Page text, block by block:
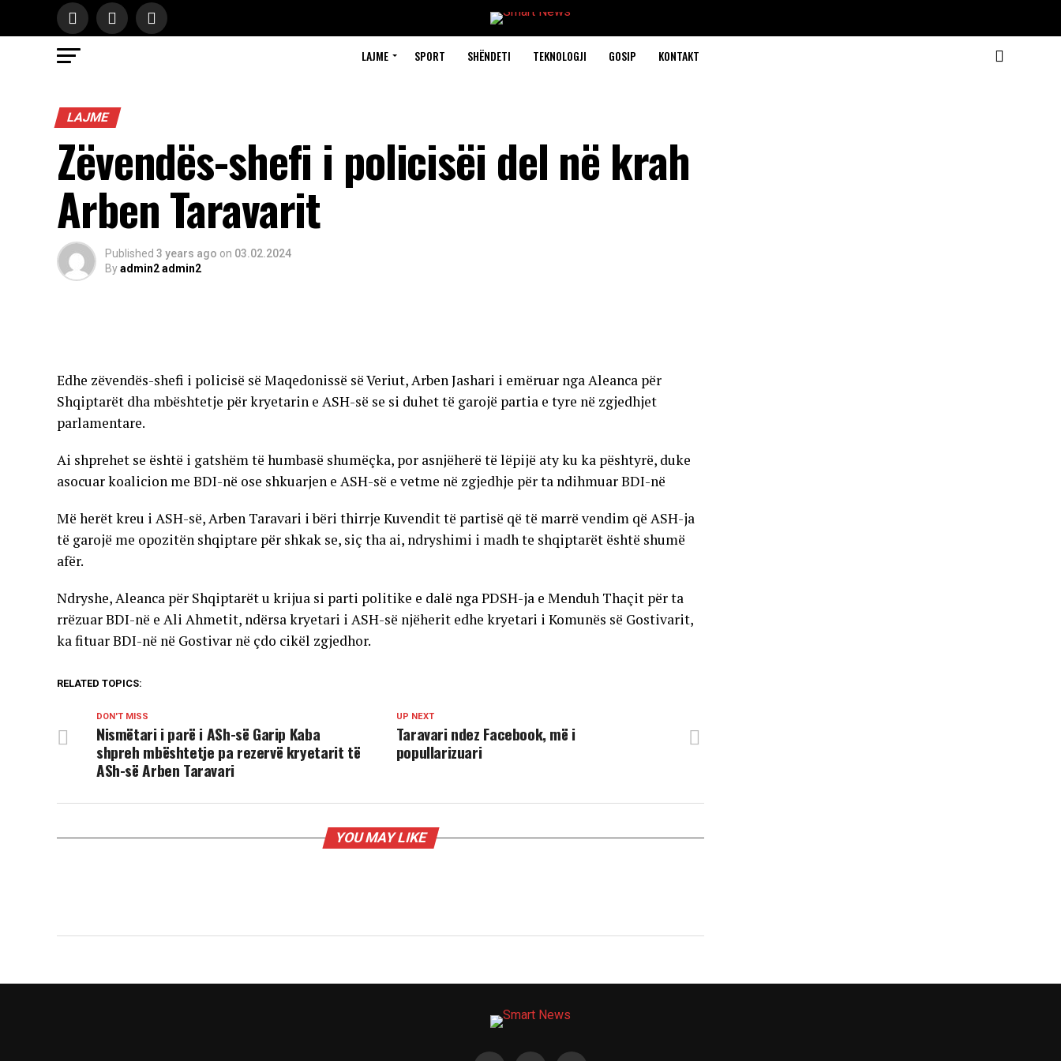
LAJME SPORT SHËNDETI TEKNOLOGJI GOSIP KONTAKT
LAJME
Zëvendës-shefi i policisëi del në krah
Arben Taravarit
Published 3 years ago on 03.02.2024
Byadmin2 admin2
Edhe zëvendës-shefi i policisë së Maqedonissë së Veriut, Arben Jashari i emëruar nga Aleanca për
Shqiptarët dha mbështetje për kryetarin e ASH-së se si duhet të garojë partia e tyre në zgjedhjet
parlamentare.
Ai shprehet se është i gatshëm të humbasë shumëçka, por asnjëherë të lëpijë aty ku ka pështyrë, duke
asocuar koalicion me BDI-në ose shkuarjen e ASH-së e vetme në zgjedhje për ta ndihmuar BDI-në
Më herët kreu i ASH-së, Arben Taravari i bëri thirrje Kuvendit të partisë që të marrë vendim që ASH-ja
të garojë me opozitën shqiptare për shkak se, siç tha ai, ndryshimi i madh te shqiptarët është shumë
afër.
Ndryshe, Aleanca për Shqiptarët u krijua si parti politike e dalë nga PDSH-ja e Menduh Thaçit për ta
rrëzuar BDI-në e Ali Ahmetit, ndërsa kryetari i ASH-së njëherit edhe kryetari i Komunës së Gostivarit,
ka fituar BDI-në në Gostivar në çdo cikël zgjedhor.
RELATED TOPICS:
UP NEXT
Taravari ndez Facebook, më i
popullarizuari
DON'T MISS
Nismëtari i parë i ASh-së Garip Kaba
shpreh mbështetje pa rezervë kryetarit të
ASh-së Arben Taravari
YOU MAY LIKE